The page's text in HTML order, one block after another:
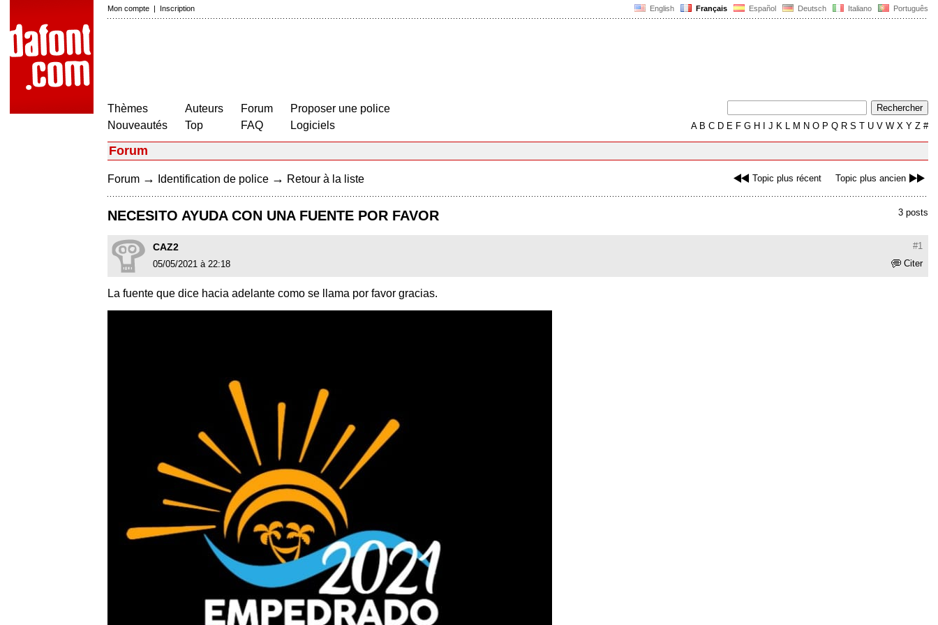
English Français Español Deutsch Italiano Português
Mon compte | Inscription
Thèmes
Nouveautés
Auteurs
Top
Forum
FAQ
Proposer une police
Logiciels
AB C D E F G H J K L M N O P Q R S T U V W X Y Z #
Forum
Topic plus récent Topic plus ancien
Forum → Identification de police → Retour à la liste
3 posts
NECESITO AYUDA CON UNA FUENTE POR FAVOR
#1
CAZ2
Citer
05/05/2021 à 22:18
La fuente que dice hacia adelante como se llama por favor gracias.